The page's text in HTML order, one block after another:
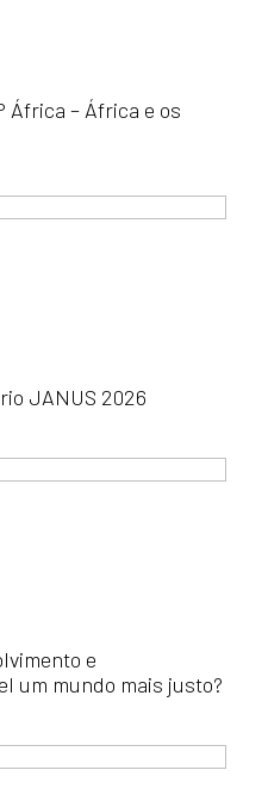
África – África e os
JANUS 2026
e
um mundo mais justo?